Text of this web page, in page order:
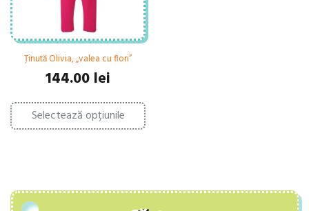
Ținută Olivia, „valea cu flori”
144.00 lei
Selectează opțiunile
Acest
produs
are
pot